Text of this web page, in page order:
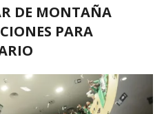
DE MONTAÑA
PARA